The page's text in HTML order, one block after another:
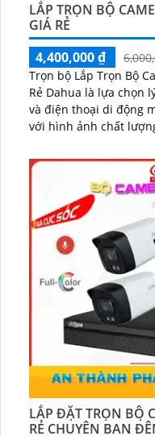
LẮP TRỌN BỘ
GIÁ RẺ
4,400,000 ₫
Trọn bộ Lắp Trọn Bộ
Rẻ Dahua là lựa chọn
và điện thoại di động một
với hình ảnh chất
LẮP ĐẶT TRỌN BỘ
RẺ CHUYÊN BAN